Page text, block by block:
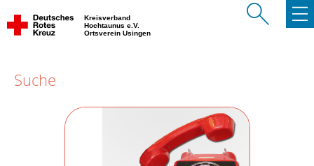
Kreisverband
Hochtaunus e.V.
Ortsverein Usingen
Suche